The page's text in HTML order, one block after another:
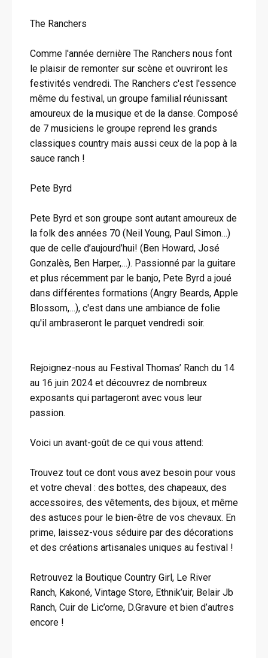
The Ranchers
Comme l'année dernière The Ranchers nous font
le plaisir de remonter sur scène et ouvriront les
festivités vendredi. The Ranchers c'est l'essence
même du festival, un groupe familial réunissant
amoureux de la musique et de la danse. Composé
de 7 musiciens le groupe reprend les grands
classiques country mais aussi ceux de la pop à la
sauce ranch !
Pete Byrd
Pete Byrd et son groupe sont autant amoureux de
la folk des années 70 (Neil Young, Paul Simon…)
que de celle d’aujourd’hui! (Ben Howard, José
Gonzalès, Ben Harper,…). Passionné par la guitare
et plus récemment par le banjo, Pete Byrd a joué
dans différentes formations (Angry Beards, Apple
Blossom,…), c'est dans une ambiance de folie
qu'il ambraseront le parquet vendredi soir.
Rejoignez-nous au Festival Thomas’ Ranch du 14
au 16 juin 2024 et découvrez de nombreux
exposants qui partageront avec vous leur
passion.
Voici un avant-goût de ce qui vous attend:
Trouvez tout ce dont vous avez besoin pour vous
et votre cheval : des bottes, des chapeaux, des
accessoires, des vêtements, des bijoux, et même
des astuces pour le bien-être de vos chevaux. En
prime, laissez-vous séduire par des décorations
et des créations artisanales uniques au festival !
Retrouvez la Boutique Country Girl, Le River
Ranch, Kakoné, Vintage Store, Ethnik’uir, Belair Jb
Ranch, Cuir de Lic’orne, D.Gravure et bien d’autres
encore !